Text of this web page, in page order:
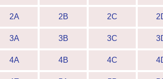
2A 2B 2C
3A 3B 3C
4A 4B 4C